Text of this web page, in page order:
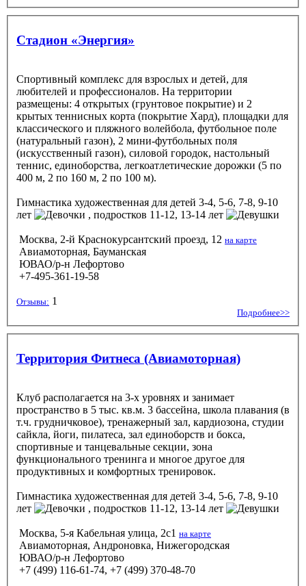
Стадион «Энергия»
Спортивный комплекс для взрослых и детей, для
любителей и профессионалов. На территории
размещены: 4 открытых (грунтовое покрытие) и 2
крытых теннисных корта (покрытие Хард), площадки для
классического и пляжного волейбола, футбольное поле
(натуральный газон), 2 мини-футбольных поля
(искусственный газон), силовой городок, настольный
теннис, единоборства, легкоатлетические дорожки (5 по
400 м, 2 по 160 м, 2 по 100 м).
Гимнастика художественная для детей 3-4, 5-6, 7-8, 9-10
лет
, подростков 11-12, 13-14 лет
Москва, 2-й Краснокурсантский проезд, 12 на карте
Авиамоторная, Бауманская
ЮВАО/р-н Лефортово
+7-495-361-19-58
Отзывы: 1
Подробнее>>
Территория Фитнеса (Авиамоторная)
Клуб располагается на 3-х уровнях и занимает
пространство в 5 тыс. кв.м. 3 бассейна, школа плавания (в
т.ч. грудничковое), тренажерный зал, кардиозона, студии
сайкла, йоги, пилатеса, зал единоборств и бокса,
спортивные и танцевальные секции, зона
функционального тренинга и многое другое для
продуктивных и комфортных тренировок.
Гимнастика художественная для детей 3-4, 5-6, 7-8, 9-10
лет
, подростков 11-12, 13-14 лет
Москва, 5-я Кабельная улица, 2с1 на карте
Авиамоторная, Андроновка, Нижегородская
ЮВАО/р-н Лефортово
+7 (499) 116-61-74, +7 (499) 370-48-70